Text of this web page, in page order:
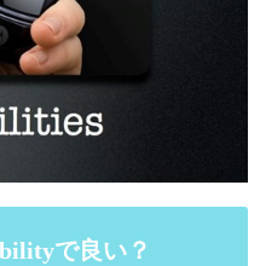
で良い？